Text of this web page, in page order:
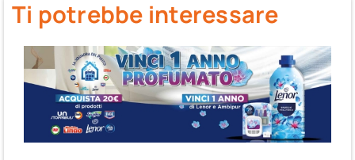
Ti potrebbe interessare